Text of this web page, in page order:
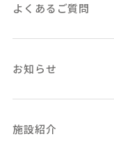
よくあるご質問
お知らせ
施設紹介